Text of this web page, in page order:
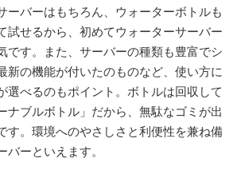
ーバーはもちろん、ウォーターボトルも
試せるから、初めてウォーターサーバー
です。また、サーバーの種類も豊富でシ
新の機能が付いたのものなど、使い方に
選べるのもポイント。ボトルは回収して
ナブルボトル」だから、無駄なゴミが出
す。環境へのやさしさと利便性を兼ね備
ーといえます。